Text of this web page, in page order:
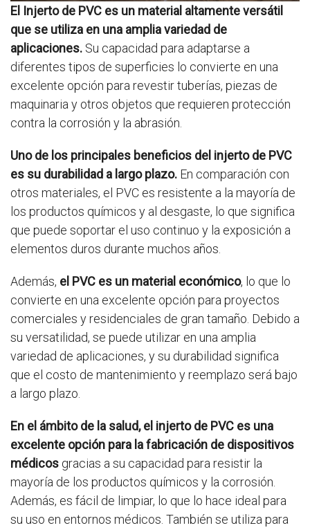
El Injerto de PVC es un material altamente versátil
que se utiliza en una amplia variedad de
aplicaciones. Su capacidad para adaptarse a
diferentes tipos de superficies lo convierte en una
excelente opción para revestir tuberías, piezas de
maquinaria y otros objetos que requieren protección
contra la corrosión y la abrasión.
Uno de los principales beneficios del injerto de PVC
es su durabilidad a largo plazo. En comparación con
otros materiales, el PVC es resistente a la mayoría de
los productos químicos y al desgaste, lo que significa
que puede soportar el uso continuo y la exposición a
elementos duros durante muchos años.
Además, el PVC es un material económico, lo que lo
convierte en una excelente opción para proyectos
comerciales y residenciales de gran tamaño. Debido a
su versatilidad, se puede utilizar en una amplia
variedad de aplicaciones, y su durabilidad significa
que el costo de mantenimiento y reemplazo será bajo
a largo plazo.
En el ámbito de la salud, el injerto de PVC es una
excelente opción para la fabricación de dispositivos
médicos gracias a su capacidad para resistir la
mayoría de los productos químicos y la corrosión.
Además, es fácil de limpiar, lo que lo hace ideal para
su uso en entornos médicos. También se utiliza para